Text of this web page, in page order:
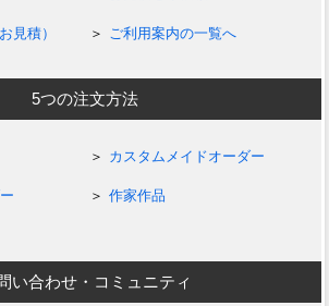
見積）
ご利用案内の一覧へ
5つの注文方法
カスタムメイドオーダー
作家作品
い合わせ・コミュニティ